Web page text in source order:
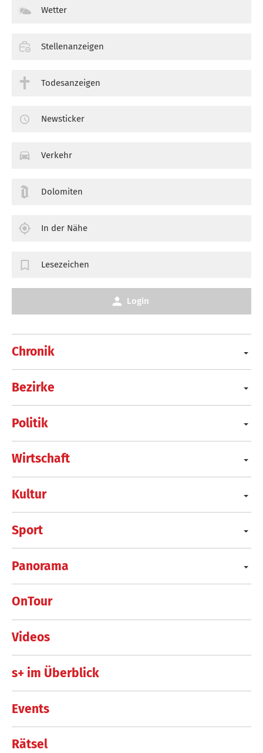
Chronik
Bezirke
Politik
Wirtschaft
Kultur
Sport
Panorama
OnTour
Videos
s+ im Überblick
Events
Rätsel
Wetter
Stellenanzeigen
Todesanzeigen
Newsticker
Verkehr
Dolomiten
In der Nähe
Lesezeichen
Login